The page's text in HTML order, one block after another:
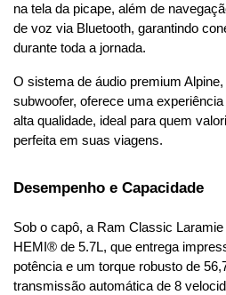
na tela da picape, além de
de voz via Bluetooth, garantindo
durante toda a jornada.
O sistema de áudio premium
subwoofer, oferece uma
alta qualidade, ideal para quem
perfeita em suas viagens.
Desempenho e Capacidade
Sob o capô, a Ram Classic
HEMI® de 5.7L, que entrega
potência e um torque robusto de
transmissão automática de 8